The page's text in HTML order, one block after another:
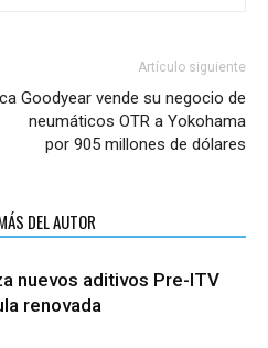
Artículo siguiente
Goodyear vende su negocio de
neumáticos OTR a Yokohama
por 905 millones de dólares
DEL AUTOR
nuevos aditivos Pre-ITV
renovada